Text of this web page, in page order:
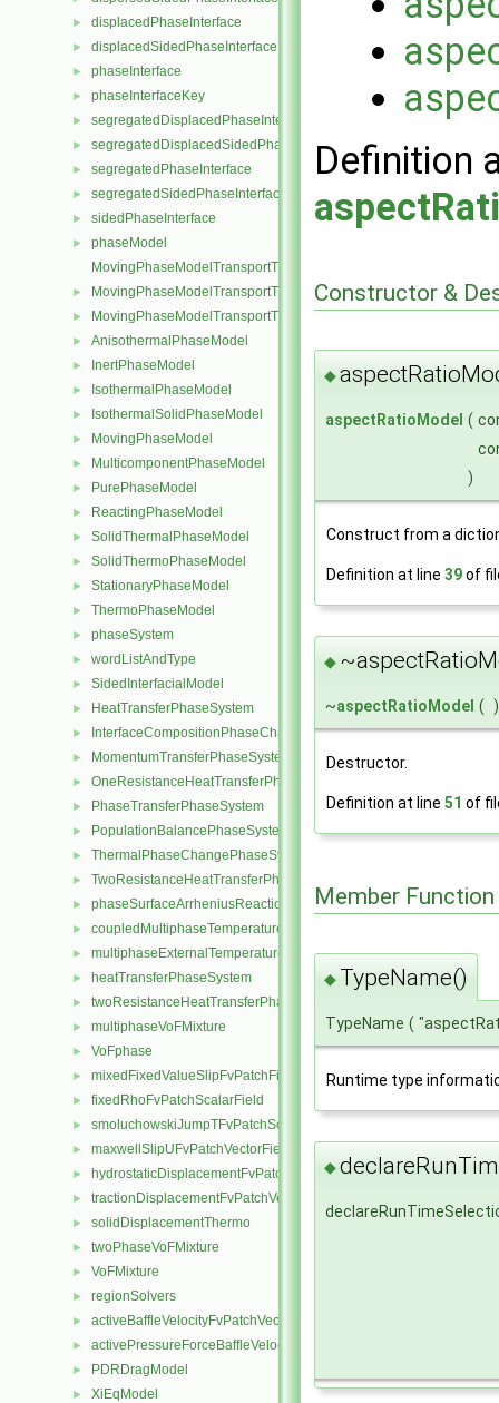
► displacedPhaseInterface
► displacedSidedPhaseInterface
► phaseInterface
► phaseInterfaceKey
► segregatedDisplacedPhaseInterface
► segregatedDisplacedSidedPhaseInterface
► segregatedPhaseInterface
► segregatedSidedPhaseInterface
► sidedPhaseInterface
►
phaseModel
MovingPhaseModelTransportThermoModel
► MovingPhaseModelTransportThermoModel< rhoFluidThermo >
► MovingPhaseModelTransportThermoModel<
► AnisothermalPhaseModel
► InertPhaseModel
► IsothermalPhaseModel
► IsothermalSolidPhaseModel
► MovingPhaseModel
► MulticomponentPhaseModel
► PurePhaseModel
► ReactingPhaseModel
► SolidThermalPhaseModel
► SolidThermoPhaseModel
► StationaryPhaseModel
► ThermoPhaseModel
► phaseSystem
► wordListAndType
► SidedInterfacialModel
► HeatTransferPhaseSystem
► InterfaceCompositionPhaseChangePhaseSystem
► MomentumTransferPhaseSystem
► OneResistanceHeatTransferPhaseSystem
► PhaseTransferPhaseSystem
► PopulationBalancePhaseSystem
► ThermalPhaseChangePhaseSystem
► TwoResistanceHeatTransferPhaseSystem
► phaseSurfaceArrheniusReactionRate
► coupledMultiphaseTemperatureFvPatchScalarField
► multiphaseExternalTemperatureFvPatchScalarField
► heatTransferPhaseSystem
► twoResistanceHeatTransferPhaseSystem
► multiphaseVoFMixture
► VoFphase
► mixedFixedValueSlipFvPatchField
► fixedRhoFvPatchScalarField
► smoluchowskiJumpTFvPatchScalarField
► maxwellSlipUFvPatchVectorField
► hydrostaticDisplacementFvPatchVectorField
► tractionDisplacementFvPatchVectorField
► solidDisplacementThermo
► twoPhaseVoFMixture
► VoFMixture
► regionSolvers
► activeBaffleVelocityFvPatchVectorField
► activePressureForceBaffleVelocityFvPatchVectorField
► PDRDragModel
► XiEqModel
Definition
Constructor &
◆
aspectRatioModel (
)
Construct from a
Definition at line 39of
◆
~aspectRatioModel ( )
Destructor.
Definition at line 51 of
Member
◆ TypeName()
TypeName (
Runtime type
◆